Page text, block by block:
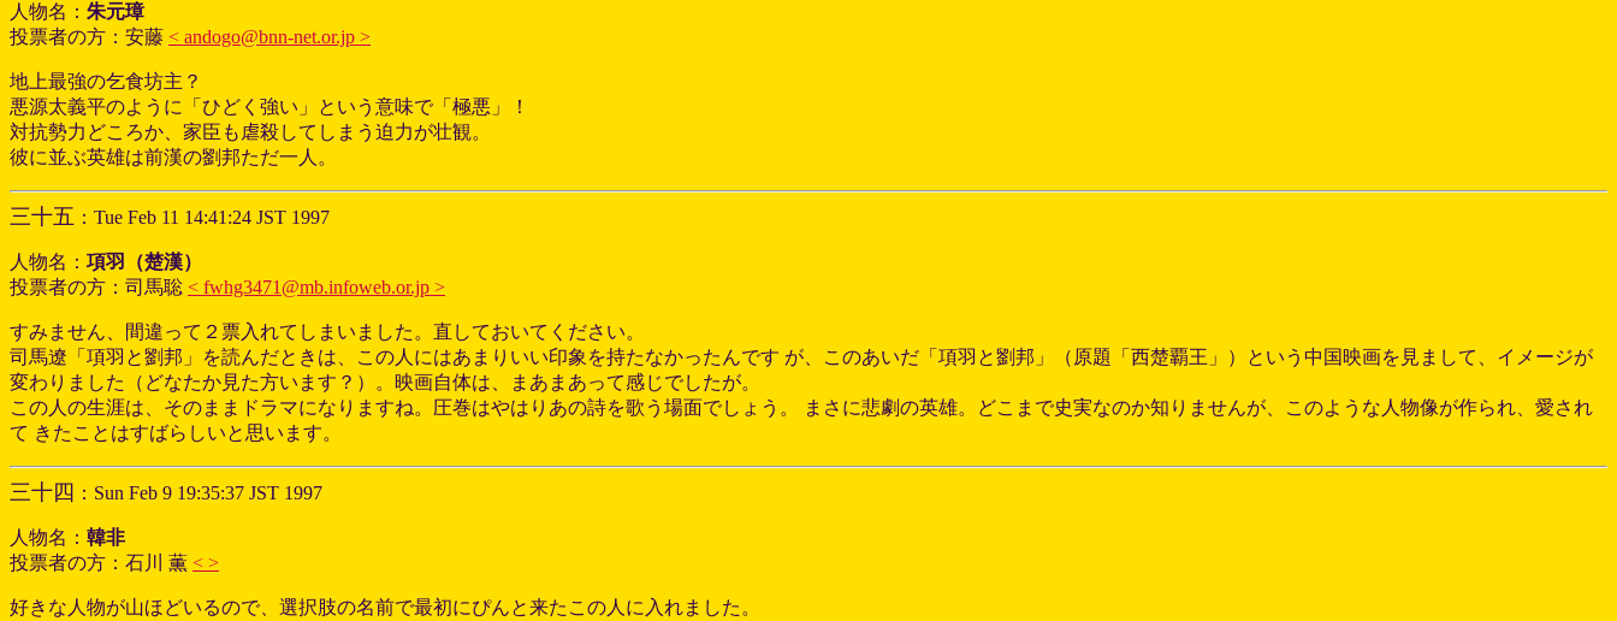
人物名： 朱元璋
投票者の方：安藤 < andogo@bnn-net.or.jp >
地上最強の乞食坊主？
悪源太義平のように「ひどく強い」という意味で「極悪」！
対抗勢力どころか、家臣も虐殺してしまう迫力が壮観。
彼に並ぶ英雄は前漢の劉邦ただ一人。
三十五 ：Tue Feb 11 14:41:24 JST 1997
人物名： 項羽（楚漢）
投票者の方：司馬聡 < fwhg3471@mb.infoweb.or.jp >
すみません、間違って２票入れてしまいました。直しておいてください。
司馬遼「項羽と劉邦」を読んだときは、この人にはあまりいい印象を持たなかったんです が、このあいだ「項羽と劉邦」（原題「西楚覇王」）という中国映画を見まして、イメージが
変わりました（どなたか見た方います？）。映画自体は、まあまあって感じでしたが。
この人の生涯は、そのままドラマになりますね。圧巻はやはりあの詩を歌う場面でしょう。 まさに悲劇の英雄。どこまで史実なのか知りませんが、このような人物像が作られ、愛され
て きたことはすばらしいと思います。
三十四 ：Sun Feb 9 19:35:37 JST 1997
人物名： 韓非
投票者の方：石川 薫 < >
好きな人物が山ほどいるので、選択肢の名前で最初にぴんと来たこの人に入れました。